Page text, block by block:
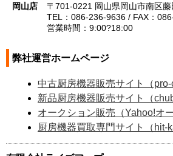
岡山店
〒701-0221 岡山県岡山市南区
TEL：086-236-9636 / FAX：
営業時間：9:00?18:00
弊社運営ホームページ
中古厨房機器販売サイト（pro-
新品厨房機器販売サイト（
オークション販売（Yahoo!オ
厨房機器買取専門サイト（hit-